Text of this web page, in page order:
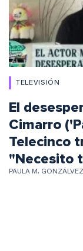
TELEVISIÓN
El
Cimarro
Telecinco
"Necesito
PAULA M. GONZÁLVEZ